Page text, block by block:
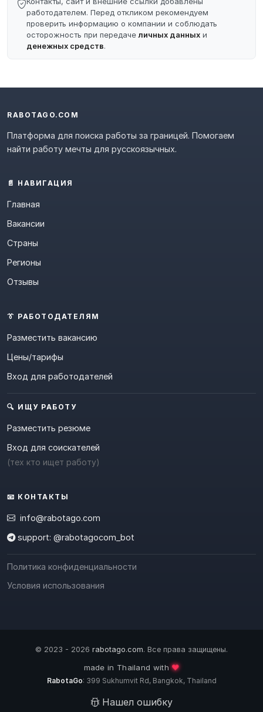
работодателем. Перед откликом рекомендуем
проверить информацию о компании и соблюдать
осторожность при передачеличных данных и
денежных средств.
RABOTAGO.COM
Платформа для поиска работы за границей. Помогаем
найти работу мечты для русскоязычных.
📄 НАВИГАЦИЯ
Главная
Вакансии
Страны
Регионы
Отзывы
👔 РАБОТОДАТЕЛЯМ
Разместить вакансию
Цены/тарифы
Вход для работодателей
🔍 ИЩУ РАБОТУ
Разместить резюме
Вход для соискателей
(тех кто ищет работу)
📧 КОНТАКТЫ
info@rabotago.com
support: @rabotagocom_bot
Политика конфиденциальности
Условия использования
© 2023 - 2026 rabotago.com. Все права защищены.
made in Thailand with❤️
RabotaGo: 399 Sukhumvit Rd, Bangkok, Thailand
Нашел ошибку